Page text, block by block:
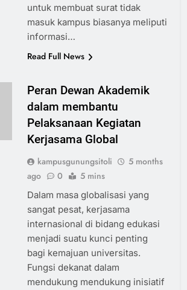
untuk membuat surat tidak
masuk kampus biasanya meliputi
informasi…
Read Full News
Peran Dewan Akademik
dalam membantu
Pelaksanaan Kegiatan
Kerjasama Global
kampusgunungsitoli
5 months
ago
0 5 mins
Dalam masa globalisasi yang
sangat pesat, kerjasama
internasional di bidang edukasi
menjadi suatu kunci penting
bagi kemajuan universitas.
Fungsi dekanat dalam
mendukung mendukung inisiatif